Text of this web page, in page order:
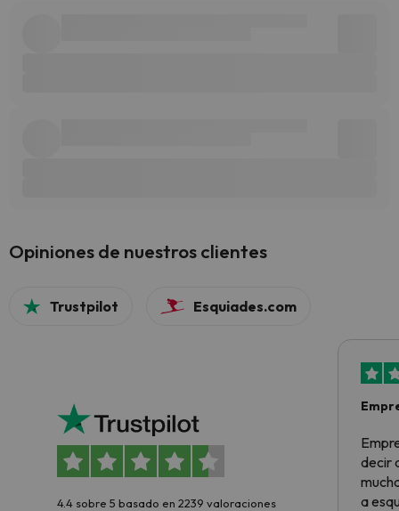
Opiniones de nuestros clientes
Trustpilot Esquiades.com
4.4 sobre 5 basado en 2239 valoraciones
decir
a